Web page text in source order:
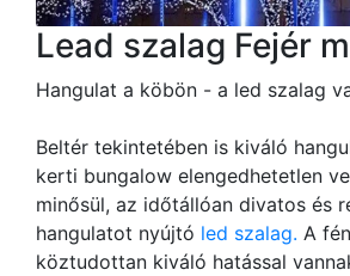
Lead szalag Fejér
Hangulat a köbön - a led szalag
Beltér tekintetében is kiváló
kerti bungalow elengedhetetlen
minősül, az időtállóan divatos és
hangulatot nyújtó led szalag. A
köztudottan kiváló hatással